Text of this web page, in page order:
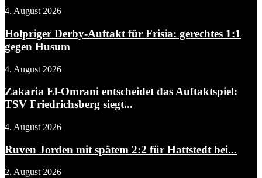
4. August 2026
Holpriger Derby-Auftakt für Frisia: gerechtes 1:1
gegen Husum
4. August 2026
Zakaria El-Omrani entscheidet das Auftaktspiel:
TSV Friedrichsberg siegt...
4. August 2026
Ruven Jorden mit spätem 2:2 für Hattstedt bei...
2. August 2026